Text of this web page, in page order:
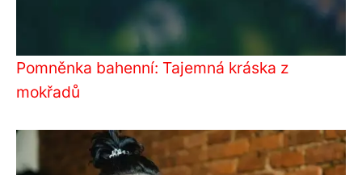
Pomněnka bahenní: Tajemná kráska z
mokřadů